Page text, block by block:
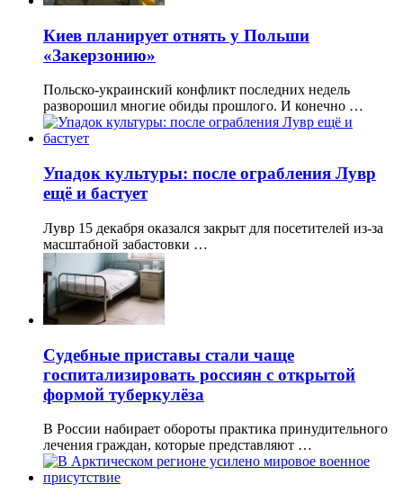
Киев планирует отнять у Польши
«Закерзонию»
Польско-украинский конфликт последних недель
разворошил многие обиды прошлого. И конечно …
Упадок культуры: после ограбления Лувр
ещё и бастует
Лувр 15 декабря оказался закрыт для посетителей из-за
масштабной забастовки …
Судебные приставы стали чаще
госпитализировать россиян с открытой
формой туберкулёза
В России набирает обороты практика принудительного
лечения граждан, которые представляют …